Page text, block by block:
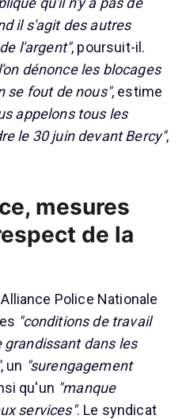
il s'agit des autres
l'argent", poursuit-il.
dénonce les blocages
se fout de nous", estime
appelons tous les
le 30 juin devant Bercy",
mesures
de la
Police Nationale
"conditions de travail
grandissant dans les
, un "surengagement
qu'un "manque
services". Le syndicat